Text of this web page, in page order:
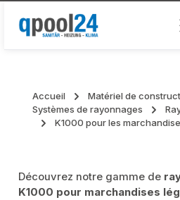
Passer au contenu principal
Accueil
Matériel de
Systèmes de rayonnages
K1000 pour les
Découvrez notre gamme de
K1000 pour marchandises